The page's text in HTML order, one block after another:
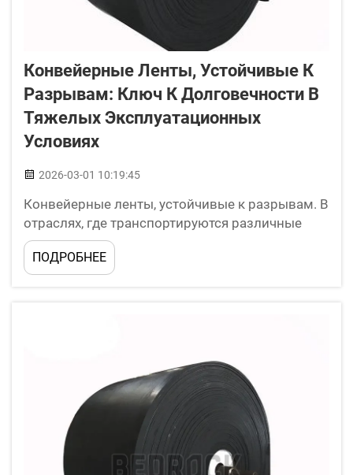
Конвейерные Ленты, Устойчивые К
Разрывам: Ключ К Долговечности В
Тяжелых Эксплуатационных
Условиях
2026-03-01 10:19:45
Конвейерные ленты, устойчивые к разрывам. В
отраслях, где транспортируются различные
тяжелые материалы, конвейерные ленты,
устойчивые к разрывам, играют действительно
важную роль. Такие ленты обеспечивают
ПОДРОБНЕЕ